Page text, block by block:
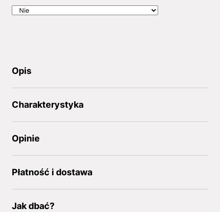
Opis
Charakterystyka
Opinie
Płatność i dostawa
Jak dbać?